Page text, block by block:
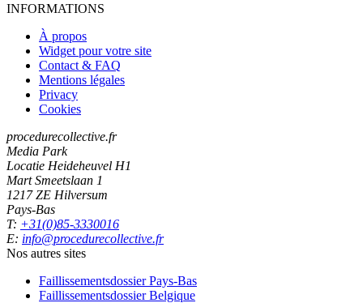
INFORMATIONS
À propos
Widget pour votre site
Contact & FAQ
Mentions légales
Privacy
Cookies
procedurecollective.fr
Media Park
Locatie Heideheuvel H1
Mart Smeetslaan 1
1217 ZE Hilversum
Pays-Bas
T: +31(0)85-3330016
E: info@procedurecollective.fr
Nos autres sites
Faillissementsdossier Pays-Bas
Faillissementsdossier Belgique